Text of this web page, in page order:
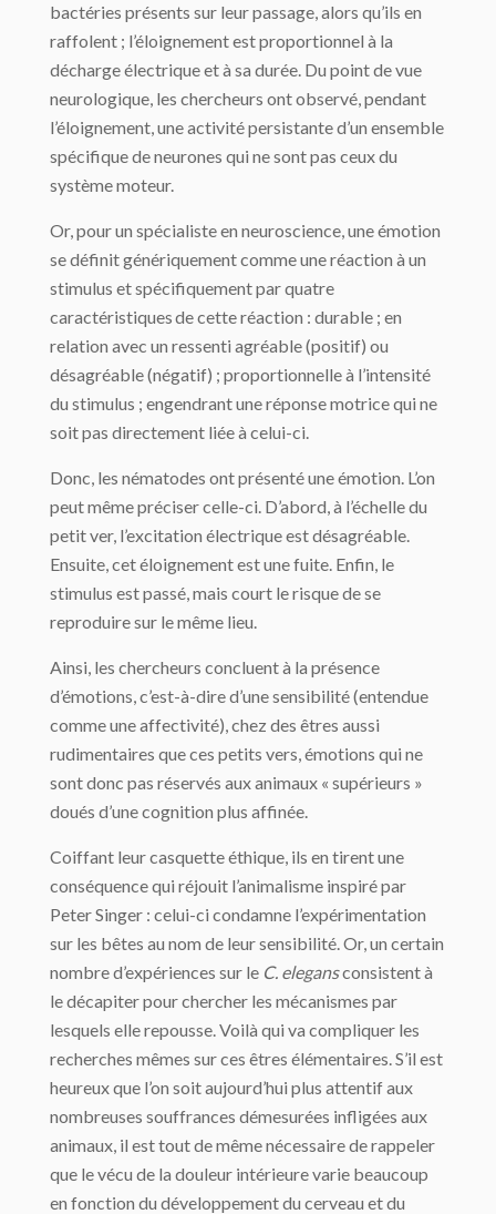
bactéries présents sur leur passage, alors qu’ils en
raffolent ; l’éloignement est proportionnel à la
décharge électrique et à sa durée. Du point de vue
neurologique, les chercheurs ont observé, pendant
l’éloignement, une activité persistante d’un ensemble
spécifique de neurones qui ne sont pas ceux du
système moteur.
Or, pour un spécialiste en neuroscience, une émotion
se définit génériquement comme une réaction à un
stimulus et spécifiquement par quatre
caractéristiques de cette réaction : durable ; en
relation avec un ressenti agréable (positif) ou
désagréable (négatif) ; proportionnelle à l’intensité
du stimulus ; engendrant une réponse motrice qui ne
soit pas directement liée à celui-ci.
Donc, les nématodes ont présenté une émotion. L’on
peut même préciser celle-ci. D’abord, à l’échelle du
petit ver, l’excitation électrique est désagréable.
Ensuite, cet éloignement est une fuite. Enfin, le
stimulus est passé, mais court le risque de se
reproduire sur le même lieu.
Ainsi, les chercheurs concluent à la présence
d’émotions, c’est-à-dire d’une sensibilité (entendue
comme une affectivité), chez des êtres aussi
rudimentaires que ces petits vers, émotions qui ne
sont donc pas réservés aux animaux « supérieurs »
doués d’une cognition plus affinée.
Coiffant leur casquette éthique, ils en tirent une
conséquence qui réjouit l’animalisme inspiré par
Peter Singer : celui-ci condamne l’expérimentation
sur les bêtes au nom de leur sensibilité. Or, un certain
nombre d’expériences sur le C. elegansconsistent à
le décapiter pour chercher les mécanismes par
lesquels elle repousse. Voilà qui va compliquer les
recherches mêmes sur ces êtres élémentaires. S’il est
heureux que l’on soit aujourd’hui plus attentif aux
nombreuses souffrances démesurées infligées aux
animaux, il est tout de même nécessaire de rappeler
que le vécu de la douleur intérieure varie beaucoup
en fonction du développement du cerveau et du